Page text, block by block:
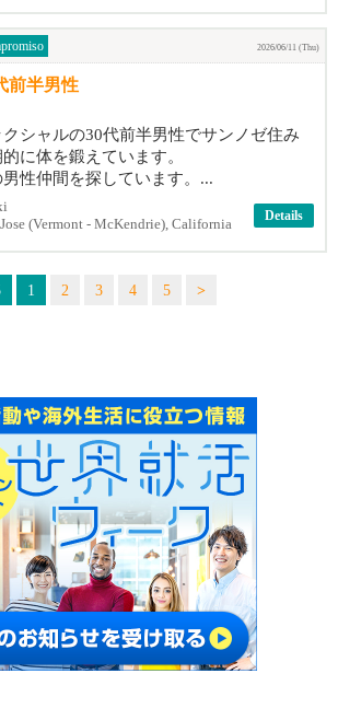
2026/06/11 (Thu)
前半男性
シャルの30代前半男性でサンノゼ住み
に体を鍛えています。
性仲間を探しています。...
Jose (Vermont - McKendrie), California
Details
1 2 3 4 5 >